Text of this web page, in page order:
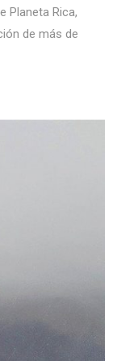
Planeta Rica,
de más de